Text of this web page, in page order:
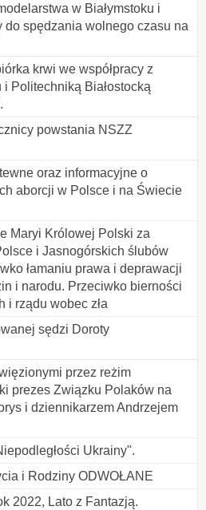
w Białymstoku i
do spędzania wolnego czasu na
krwi we współpracy z
i Politechniką Białostocką
powstania NSZZ
oraz informacyjne o
aborcji w Polsce i na Świecie
Maryi Królowej Polski za
i Jasnogórskich ślubów
łamaniu prawa i deprawacji
i narodu. Przeciwko bierności
i rządu wobec zła
sędzi Doroty
przez reżim
prezes Związku Polaków na
i dziennikarzem Andrzejem
Ukrainy".
i Rodziny ODWOŁANE
2022, Lato z Fantazją.